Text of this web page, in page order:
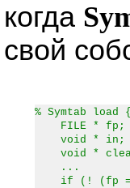
когда
свой
% Symtab load {
FILE * fp;
void * in;
void *
...
if (! (fp =